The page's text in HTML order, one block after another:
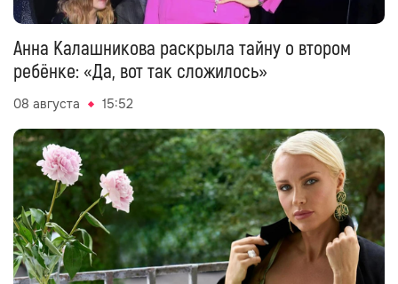
Анна Калашникова раскрыла тайну о втором
ребёнке: «Да, вот так сложилось»
08 августа 15:52